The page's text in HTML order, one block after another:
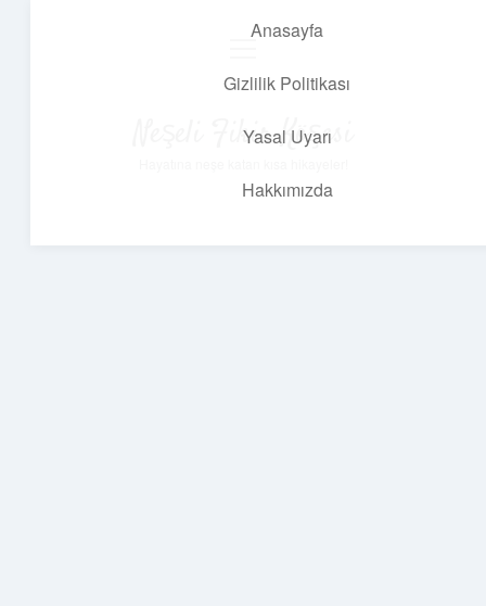
Anasayfa
Gizlilik Politikası
Yasal Uyarı
Hakkımızda
Neşeli Fikir Köşesi